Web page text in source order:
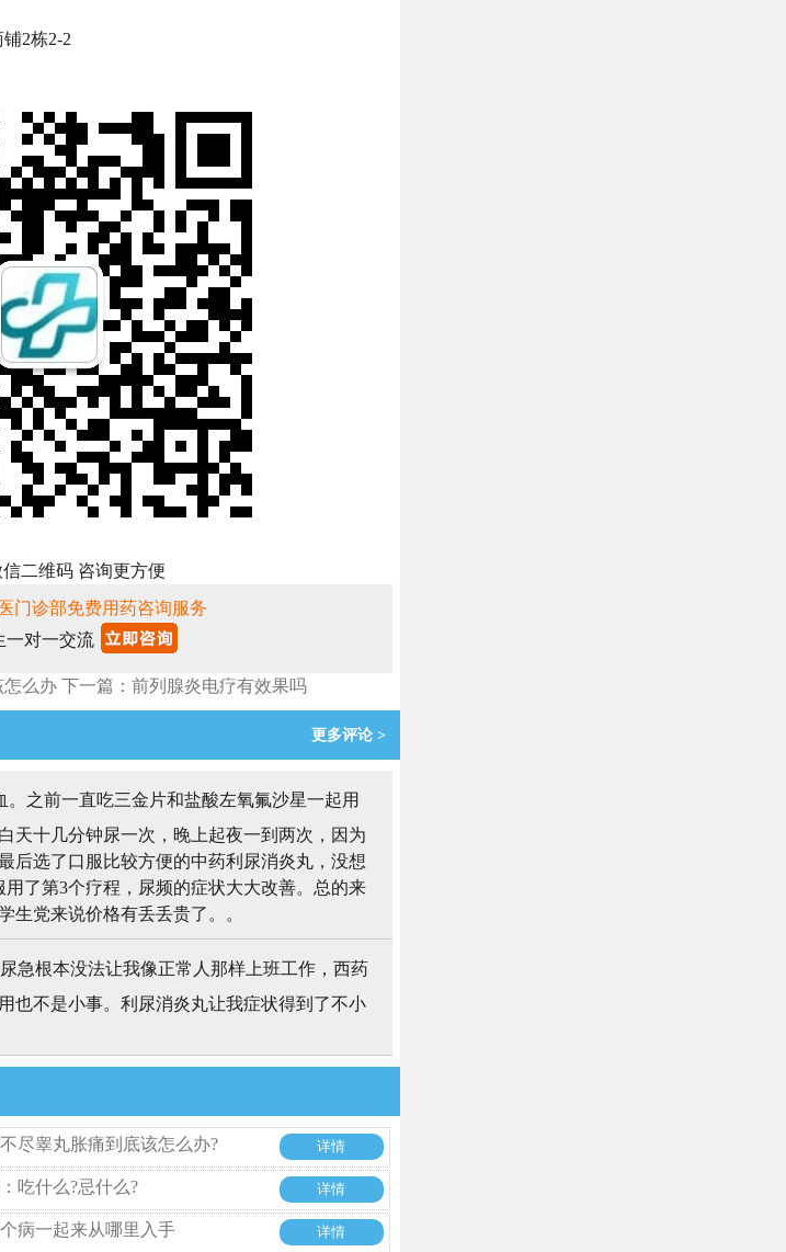
2栋2-2
二维码 咨询更方便
门诊部免费用药咨询服务
一对一交流
怎么办 下一篇：前列腺炎电疗有效果吗
更多评论 >
之前一直吃三金片和盐酸左氧氟沙星一起用
天十几分钟尿一次，晚上起夜一到两次，因为
后选了口服比较方便的中药利尿消炎丸，没想
了第3个疗程，尿频的症状大大改善。总的来
生党来说价格有丢丢贵了。。
急根本没法让我像正常人那样上班工作，西药
也不是小事。利尿消炎丸让我症状得到了不小
尽睾丸胀痛到底该怎么办? 详情
吃什么?忌什么? 详情
病一起来从哪里入手 详情